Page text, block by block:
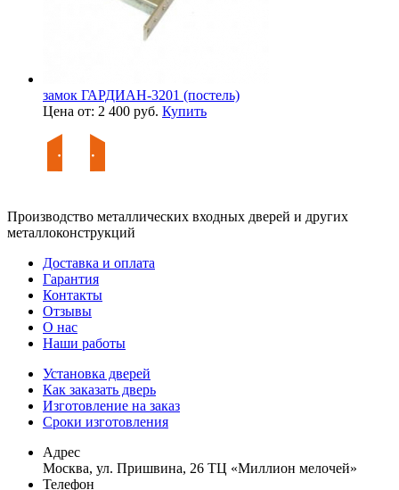
замок ГАРДИАН-3201 (постель)
Цена от: 2 400 руб. Купить
Производство металлических входных дверей и других
металлоконструкций
Доставка и оплата
Гарантия
Контакты
Отзывы
О нас
Наши работы
Установка дверей
Как заказать дверь
Изготовление на заказ
Сроки изготовления
Адрес
Москва, ул. Пришвина, 26 ТЦ «Миллион мелочей»
Телефон